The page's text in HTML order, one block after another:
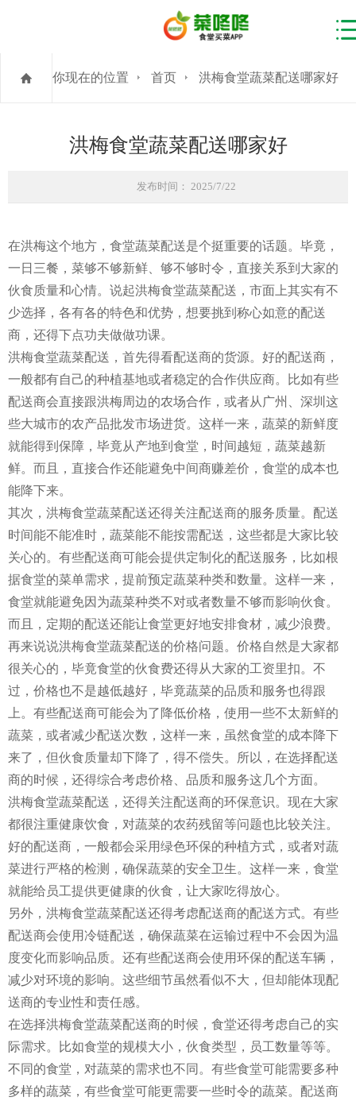
你现在的位置 首页 洪梅食堂蔬菜配送哪家好
洪梅食堂蔬菜配送哪家好
发布时间： 2025/7/22
在洪梅这个地方，食堂蔬菜配送是个挺重要的话题。毕竟，
一日三餐，菜够不够新鲜、够不够时令，直接关系到大家的
伙食质量和心情。说起洪梅食堂蔬菜配送，市面上其实有不
少选择，各有各的特色和优势，想要挑到称心如意的配送
商，还得下点功夫做做功课。
洪梅食堂蔬菜配送，首先得看配送商的货源。好的配送商，
一般都有自己的种植基地或者稳定的合作供应商。比如有些
配送商会直接跟洪梅周边的农场合作，或者从广州、深圳这
些大城市的农产品批发市场进货。这样一来，蔬菜的新鲜度
就能得到保障，毕竟从产地到食堂，时间越短，蔬菜越新
鲜。而且，直接合作还能避免中间商赚差价，食堂的成本也
能降下来。
其次，洪梅食堂蔬菜配送还得关注配送商的服务质量。配送
时间能不能准时，蔬菜能不能按需配送，这些都是大家比较
关心的。有些配送商可能会提供定制化的配送服务，比如根
据食堂的菜单需求，提前预定蔬菜种类和数量。这样一来，
食堂就能避免因为蔬菜种类不对或者数量不够而影响伙食。
而且，定期的配送还能让食堂更好地安排食材，减少浪费。
再来说说洪梅食堂蔬菜配送的价格问题。价格自然是大家都
很关心的，毕竟食堂的伙食费还得从大家的工资里扣。不
过，价格也不是越低越好，毕竟蔬菜的品质和服务也得跟
上。有些配送商可能会为了降低价格，使用一些不太新鲜的
蔬菜，或者减少配送次数，这样一来，虽然食堂的成本降下
来了，但伙食质量却下降了，得不偿失。所以，在选择配送
商的时候，还得综合考虑价格、品质和服务这几个方面。
洪梅食堂蔬菜配送，还得关注配送商的环保意识。现在大家
都很注重健康饮食，对蔬菜的农药残留等问题也比较关注。
好的配送商，一般都会采用绿色环保的种植方式，或者对蔬
菜进行严格的检测，确保蔬菜的安全卫生。这样一来，食堂
就能给员工提供更健康的伙食，让大家吃得放心。
另外，洪梅食堂蔬菜配送还得考虑配送商的配送方式。有些
配送商会使用冷链配送，确保蔬菜在运输过程中不会因为温
度变化而影响品质。还有些配送商会使用环保的配送车辆，
减少对环境的影响。这些细节虽然看似不大，但却能体现配
送商的专业性和责任感。
在选择洪梅食堂蔬菜配送商的时候，食堂还得考虑自己的实
际需求。比如食堂的规模大小，伙食类型，员工数量等等。
不同的食堂，对蔬菜的需求也不同。有些食堂可能需要多种
多样的蔬菜，有些食堂可能更需要一些时令的蔬菜。配送商